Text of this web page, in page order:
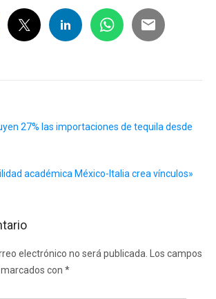
27% las importaciones de tequila desde
académica México-Italia crea vínculos»
electrónico no será publicada.
Los campos
con *